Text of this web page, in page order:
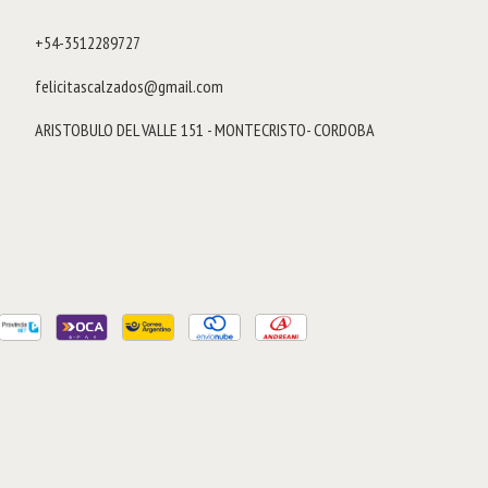
+54-3512289727
felicitascalzados@gmail.com
ARISTOBULO DEL VALLE 151 - MONTECRISTO- CORDOBA